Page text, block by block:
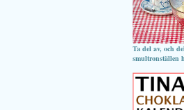
Ta del av, och
smultronställen